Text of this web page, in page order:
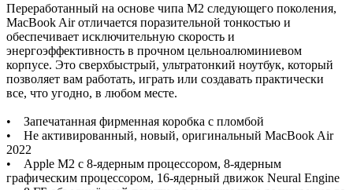
Переработанный на основе чипа M2 следующего поколения,
MacBook Air отличается поразительной тонкостью и
обеспечивает исключительную скорость и
энергоэффективность в прочном цельноалюминиевом
корпусе. Это сверхбыстрый, ультратонкий ноутбук, который
позволяет вам работать, играть или создавать практически
все, что угодно, в любом месте.
• Запечатанная фирменная коробка с пломбой
• Не активированный, новый, оригинальный MacBook Air
2022
• Apple M2 с 8-ядерным процессором, 8-ядерным
графическим процессором, 16-ядерный движок Neural Engine